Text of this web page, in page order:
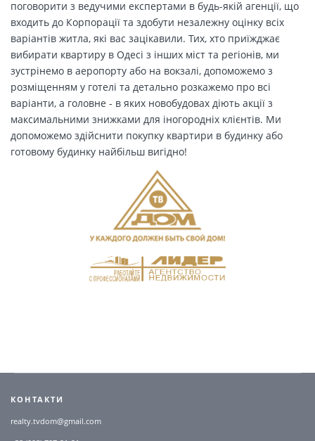
поговорити з ведучими експертами в будь-якій агенції, що
входить до Корпорації та здобути незалежну оцінку всіх
варіантів житла, які вас зацікавили. Тих, хто приїжджає
вибирати квартиру в Одесі з інших міст та регіонів, ми
зустрінемо в аеропорту або на вокзалі, допоможемо з
розміщенням у готелі та детально розкажемо про всі
варіанти, а головне - в яких новобудовах діють акції з
максимальними знижками для іногородніх клієнтів. Ми
допоможемо здійснити покупку квартири в будинку або
готовому будинку найбільш вигідно!
КОНТАКТИ
realty.tvdom@gmail.com